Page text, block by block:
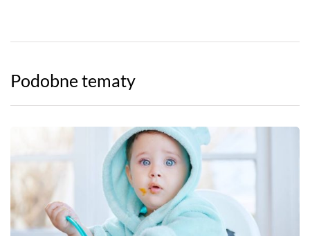
Podobne tematy